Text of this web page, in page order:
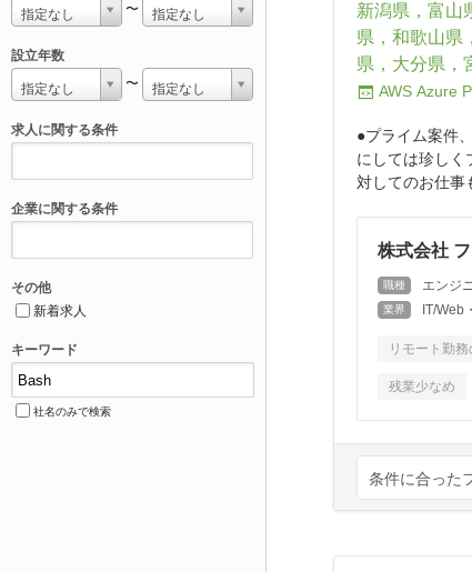
指定なし 〜 指定なし
設立年数
指定なし 〜 指定なし
求人に関する条件
企業に関する条件
その他
新着求人
キーワード
社名のみで検索
新潟県，富山
県，和歌山県
県，大分県，
AWS Azure
●プライム案件
にしては珍しく
対してのお仕事
株式会社
職種 エンジ
業界 IT/Web
リモート勤
残業少なめ
条件に合った